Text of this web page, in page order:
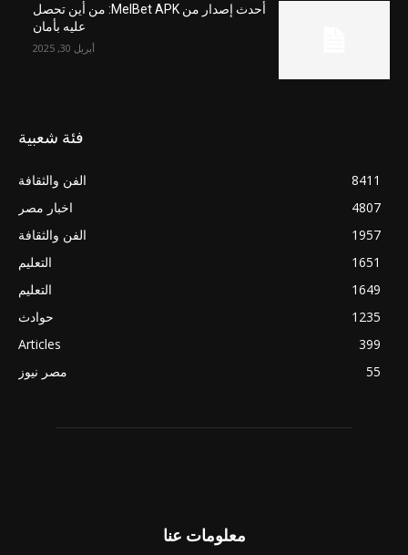
أحدث إصدار من MelBet APK: من أين تحصل
عليه بأمان
أبريل 30, 2025
فئة شعبية
الفن والثقافة
8411
اخبار مصر
4807
الفن والثقافة
1957
التعليم
1651
التعليم
1649
حوادث
1235
Articles
399
مصر نيوز
55
معلومات عنا